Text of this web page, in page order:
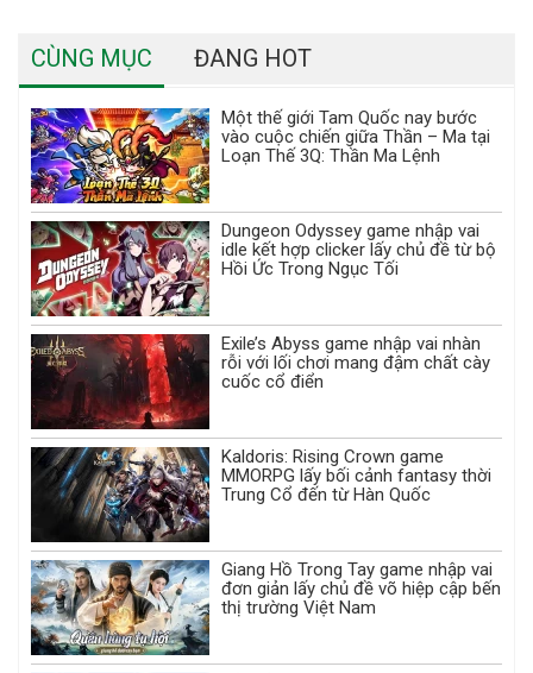
CÙNG MỤC ĐANG HOT
Một thế giới Tam Quốc nay bước
vào cuộc chiến giữa Thần – Ma tại
Loạn Thế 3Q: Thần Ma Lệnh
Dungeon Odyssey game nhập vai
idle kết hợp clicker lấy chủ đề từ bộ
Hồi Ức Trong Ngục Tối
Exile’s Abyss game nhập vai nhàn
rỗi với lối chơi mang đậm chất cày
cuốc cổ điển
Kaldoris: Rising Crown game
MMORPG lấy bối cảnh fantasy thời
Trung Cổ đến từ Hàn Quốc
Giang Hồ Trong Tay game nhập vai
đơn giản lấy chủ đề võ hiệp cập bến
thị trường Việt Nam